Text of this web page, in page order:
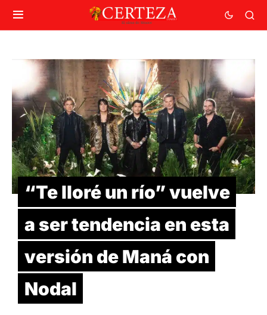
“Te lloré un río” vuelve
a ser tendencia en esta
versión de Maná con
Nodal